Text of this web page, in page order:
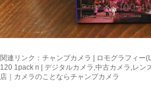
関連リンク： チャンプカメラ | ロモグラフィー
120 1pack n | デジタルカメラ,中古カメラ,レン
店｜カメラのことならチャンプカメラ